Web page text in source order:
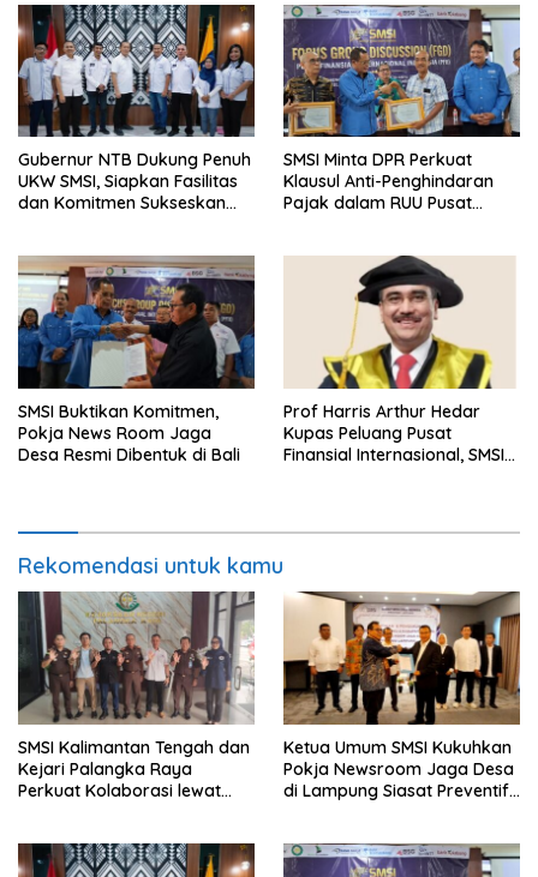
Gubernur NTB Dukung Penuh
UKW SMSI, Siapkan Fasilitas
dan Komitmen Sukseskan
SMSI Minta DPR Perkuat
Klausul Anti-Penghindaran
Pajak dalam RUU Pusat
SMSI Buktikan Komitmen,
Pokja News Room Jaga
Desa Resmi Dibentuk di Bali
Prof Harris Arthur Hedar
Kupas Peluang Pusat
Finansial Internasional, SMSI
Rekomendasi untuk kamu
SMSI Kalimantan Tengah dan
Kejari Palangka Raya
Perkuat Kolaborasi lewat
Ketua Umum SMSI Kukuhkan
Pokja Newsroom Jaga Desa
di Lampung Siasat Preventif